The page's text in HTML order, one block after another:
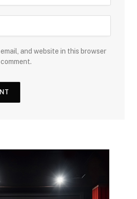
email, and website in this browser